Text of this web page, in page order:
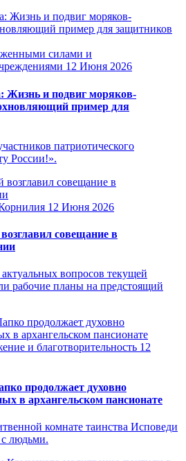
силами и
12 Июня 2026
Жизнь и подвиг моряков-
пример для
патриотического
России!».
12 Июня 2026
совещание в
вопросов текущей
рабочие планы на предстоящий
и благотворительность 12
продолжает духовно
в архангельском пансионате
комнате таинства Исповеди
людьми.